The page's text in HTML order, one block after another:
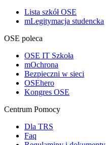
Lista szkół OSE
mLegitymacja studencka
OSE poleca
OSE IT Szkoła
mOchrona
Bezpieczni w sieci
OSEhero
Kongres OSE
Centrum Pomocy
Dla TRS
Faq